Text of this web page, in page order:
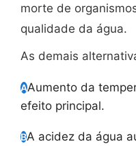
morte de
qualidade da água.
As demais
AAumento da
efeito principal.
BA acidez da água